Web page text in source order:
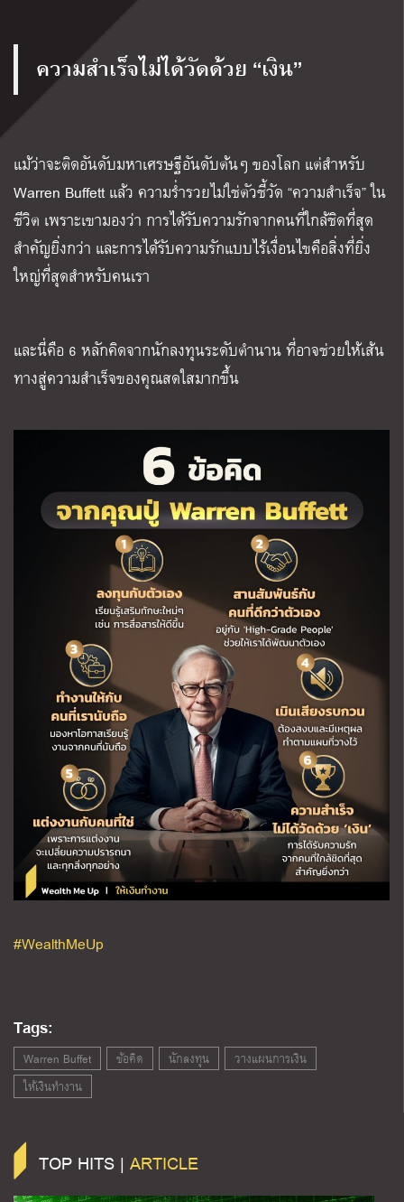
ความสำเร็จไม่ได้วัดด้วย “เงิน”
แม้ว่าจะติดอันดับมหาเศรษฐีอันดับต้นๆ ของโลก แต่สำหรับ
Warren Buffett แล้ว ความร่ำรวยไม่ใช่ตัวชี้วัด “ความสำเร็จ” ใน
ชีวิต เพราะเขามองว่า การได้รับความรักจากคนที่ใกล้ชิดที่สุด
สำคัญยิ่งกว่า และการได้รับความรักแบบไร้เงื่อนไขคือสิ่งที่ยิ่ง
ใหญ่ที่สุดสำหรับคนเรา
และนี่คือ 6 หลักคิดจากนักลงทุนระดับตำนาน ที่อาจช่วยให้เส้น
ทางสู่ความสำเร็จของคุณสดใสมากขึ้น
#WealthMeUp
Tags:
Warren Buffet ข้อคิด นักลงทุน
วางแผนการเงิน
ให้เงินทำงาน
TOP HITS | ARTICLE